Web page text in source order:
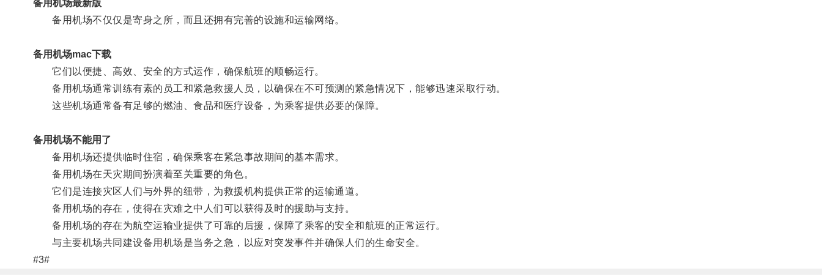
备用机场最新版
备用机场不仅仅是寄身之所，而且还拥有完善的设施和运输网络。
备用机场mac下载
它们以便捷、高效、安全的方式运作，确保航班的顺畅运行。
备用机场通常训练有素的员工和紧急救援人员，以确保在不可预测的紧急情况下，能够迅速采取行动。
这些机场通常备有足够的燃油、食品和医疗设备，为乘客提供必要的保障。
备用机场不能用了
备用机场还提供临时住宿，确保乘客在紧急事故期间的基本需求。
备用机场在天灾期间扮演着至关重要的角色。
它们是连接灾区人们与外界的纽带，为救援机构提供正常的运输通道。
备用机场的存在，使得在灾难之中人们可以获得及时的援助与支持。
备用机场的存在为航空运输业提供了可靠的后援，保障了乘客的安全和航班的正常运行。
与主要机场共同建设备用机场是当务之急，以应对突发事件并确保人们的生命安全。
#3#